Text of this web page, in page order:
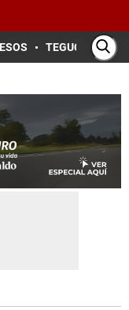
TEGUCIGALPA